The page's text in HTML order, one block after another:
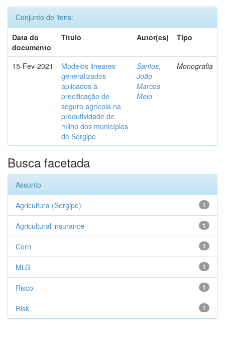
Conjunto de itens:
Data do
documento
Título Autor(es) Tipo
15-Fev-2021
Modelos lineares
generalizados
aplicados à
precificação de
seguro agrícola na
produtividade de
milho dos municípios
de Sergipe
Santos,
João
Marcos
Melo
Monografia
Busca facetada
Assunto
1
Agricultura (Sergipe)
1
Agricultural insurance
1
Corn
1
MLG
1
Risco
1
Risk